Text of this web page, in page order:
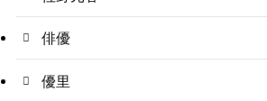
俳優
優里